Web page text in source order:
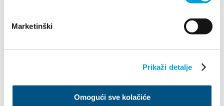
Marketinški
Prikaži detalje
Omogući sve kolačiće
Cookie Policy Developed by: